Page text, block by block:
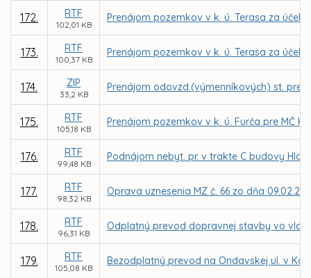
172. RTF
102,01 KB
Prenájom pozemkov v k. ú. Terasa za
173. RTF
100,37 KB
Prenájom pozemkov v k. ú. Terasa za
174. ZIP
33,2 KB
Prenájom odovzd.(výmenníkových) st. pre
175. RTF
105,18 KB
Prenájom pozemkov v k. ú. Furča pre MČ
176. RTF
99,48 KB
Podnájom nebyt. pr. v trakte C budovy
177. RTF
98,32 KB
Oprava uznesenia MZ č. 66 zo dňa
178. RTF
96,31 KB
Odplatný prevod dopravnej stavby vo
179. RTF
105,08 KB
Bezodplatný prevod na Ondavskej ul. v